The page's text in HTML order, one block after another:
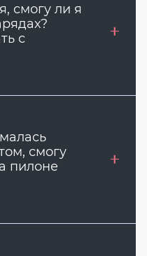
смогу ли я
с
смогу
пилоне